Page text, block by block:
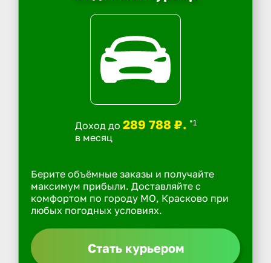
Доход до 289 788 ₽. *1
в месяц
Берите объёмные заказы и получайте
максимум прибыли. Доставляйте с
комфортом по городу МО, Красково при
любых погодных условиях.
Стать курьером